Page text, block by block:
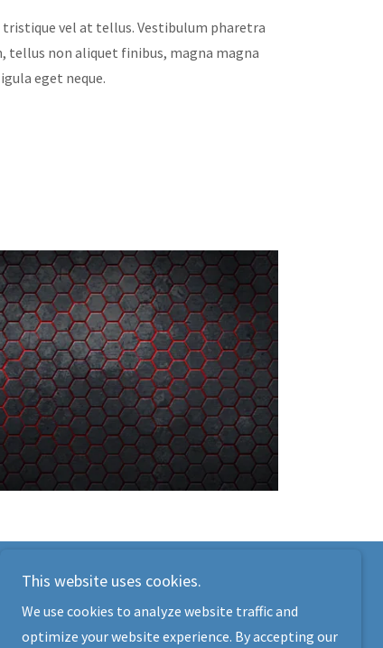
tristique vel at tellus. Vestibulum pharetra
tellus non aliquet finibus, magna magna
eget neque.
Powered by
This website uses cookies.
We use cookies to analyze website traffic and
optimize your website experience. By accepting our